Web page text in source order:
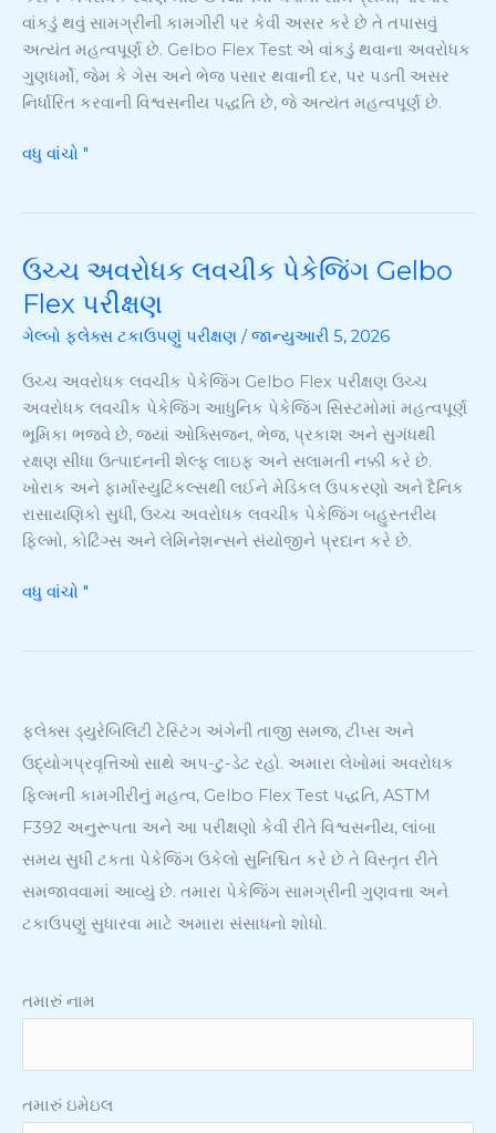
વાંકડું થવું સામગ્રીની કામગીરી પર કેવી અસર કરે છે તે તપાસવું
અત્યંત મહત્વપૂર્ણ છે. Gelbo Flex Test એ વાંકડું થવાના અવરોધક
ગુણધર્મો, જેમ કે ગેસ અને ભેજ પસાર થવાની દર, પર પડતી અસર
નિર્ધારિત કરવાની વિશ્વસનીય પદ્ધતિ છે, જે અત્યંત મહત્વપૂર્ણ છે.
ફ્લેક્સ
ટેસ્ટ
અને
ASTM
વધુ વાંચો "
ઉચ્ચ અવરોધક લવચીક પેકેજિંગ Gelbo
Flex પરીક્ષણ
ગેલ્બો ફ્લેક્સ ટકાઉપણું પરીક્ષણ / જાન્યુઆરી 5, 2026
ઉચ્ચ અવરોધક લવચીક પેકેજિંગ Gelbo Flex પરીક્ષણ ઉચ્ચ
અવરોધક લવચીક પેકેજિંગ આધુનિક પેકેજિંગ સિસ્ટમોમાં મહત્વપૂર્ણ
ભૂમિકા ભજવે છે, જ્યાં ઓક્સિજન, ભેજ, પ્રકાશ અને સુગંધથી
રક્ષણ સીધા ઉત્પાદનની શેલ્ફ લાઇફ અને સલામતી નક્કી કરે છે.
ખોરાક અને ફાર્માસ્યુટિકલ્સથી લઈને મેડિકલ ઉપકરણો અને દૈનિક
રાસાયણિકો સુધી, ઉચ્ચ અવરોધક લવચીક પેકેજિંગ બહુસ્તરીય
ફિલ્મો, કોટિંગ્સ અને લેમિનેશન્સને સંયોજીને પ્રદાન કરે છે.
ઉચ્ચ
અવરોધક
લવચીક
પેકેજિંગ
Gelbo
Flex
પરીક્ષણ
વધુ વાંચો "
ફ્લેક્સ ડ્યુરેબિલિટી ટેસ્ટિંગ અંગેની તાજી સમજ, ટીપ્સ અને
ઉદ્યોગપ્રવૃત્તિઓ સાથે અપ-ટુ-ડેટ રહો. અમારા લેખોમાં અવરોધક
ફિલ્મની કામગીરીનું મહત્વ, Gelbo Flex Test પદ્ધતિ, ASTM
F392 અનુરૂપતા અને આ પરીક્ષણો કેવી રીતે વિશ્વસનીય, લાંબા
સમય સુધી ટકતા પેકેજિંગ ઉકેલો સુનિશ્ચિત કરે છે તે વિસ્તૃત રીતે
સમજાવવામાં આવ્યું છે. તમારા પેકેજિંગ સામગ્રીની ગુણવત્તા અને
ટકાઉપણું સુધારવા માટે અમારા સંસાધનો શોધો.
તમારું નામ
તમારું ઇમેઇલ